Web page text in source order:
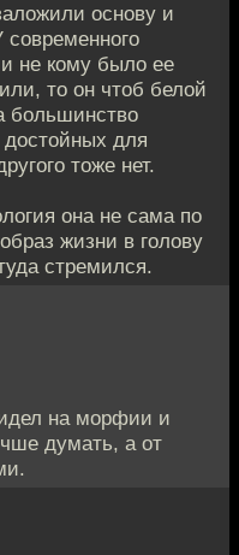
основу и
не кому было ее
то он чтоб белой
большинство
достойных для
тоже нет.
она не сама по
жизни в голову
стремился.
на морфии и
думать, а от